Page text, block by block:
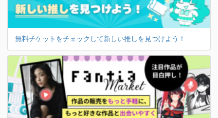
無料チケットをチェックして新しい推しを見つけよう！